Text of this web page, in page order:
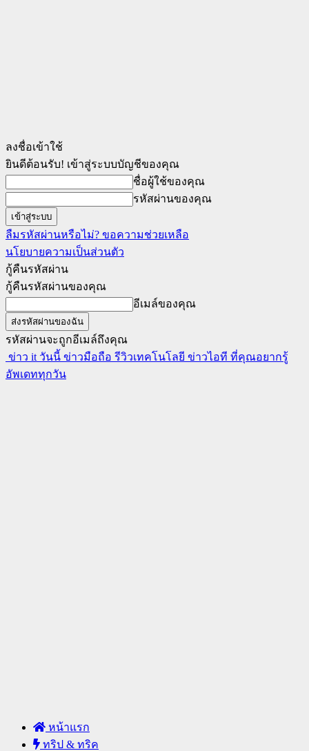
ลงชื่อเข้าใช้
ยินดีต้อนรับ! เข้าสู่ระบบบัญชีของคุณ
ชื่อผู้ใช้ของคุณ
รหัสผ่านของคุณ
ลืมรหัสผ่านหรือไม่? ขอความช่วยเหลือ
นโยบายความเป็นส่วนตัว
กู้คืนรหัสผ่าน
กู้คืนรหัสผ่านของคุณ
อีเมล์ของคุณ
รหัสผ่านจะถูกอีเมล์ถึงคุณ
ข่าว it วันนี้ ข่าวมือถือ รีวิวเทคโนโลยี ข่าวไอที ที่คุณอยากรู้
อัพเดททุกวัน
หน้าแรก
ทริป & ทริค